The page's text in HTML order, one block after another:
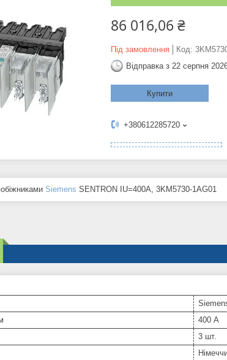
86 016,06 ₴
Під замовлення Код:
Відправка з 22 серпня
Купити
+380612285720
Siemens SENTRON IU=400A, 3KM5730-1AG01
400 А
3 шт.